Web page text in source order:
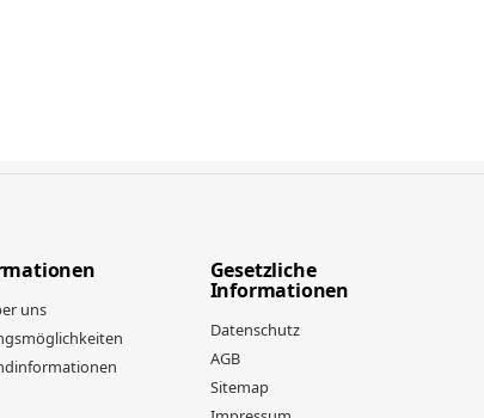
uns
Gesetzliche
Informationen
Datenschutz
AGB
Sitemap